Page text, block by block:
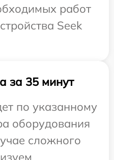
работ
Seek
за 35 минут
по указанному
оборудования
сложного